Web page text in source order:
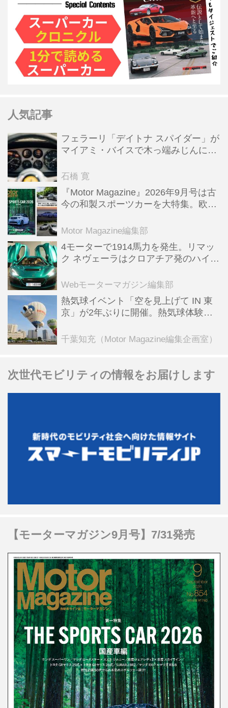
人気記事
フェラーリ「デイトナ スパイダー」が
マイアミ・バイスで木っ端みじんにな
石橋 寛
『Motor Magazine』2026年9月号は古
今の和製スポーツカーを大特集。欧州
Motor Magazine編集部
4モーターで1914馬力を発生。リマッ
ク ネヴェーラはクロアチア発のハイパ
全版／115】
Webモーターマガジン編集部
熱気球イベント「空を見上げて IN 東
京」が2年ぶりに開催。熱気球体験搭
ンテンツも
千葉知充（Motor Magazine編集企画室）
次世代モビリティの情報をお届けします
【モーターマガジン9月号】7/31発売